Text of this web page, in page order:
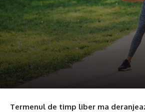
Termenul de timp liber ma